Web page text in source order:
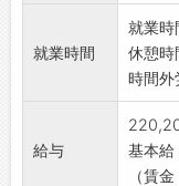
就業時間
就業
休憩
時間外
給与
基本
（賃